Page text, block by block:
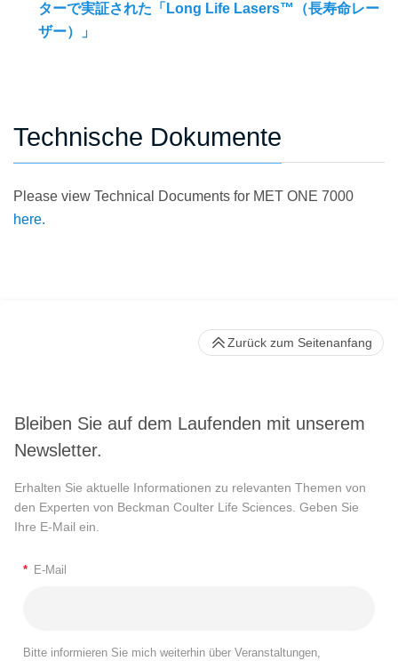
ターで実証された「Long Life Lasers™（長寿命レー
ザー）」
Technische Dokumente
Please view Technical Documents for MET ONE 7000
here.
Bleiben Sie auf dem Laufenden mit unserem
Newsletter.
Erhalten Sie aktuelle Informationen zu relevanten Themen von
den Experten von Beckman Coulter Life Sciences. Geben Sie
Ihre E-Mail ein.
* E-Mail
Bitte informieren Sie mich weiterhin über Veranstaltungen,
Zurück zum Seitenanfang